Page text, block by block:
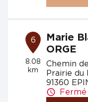
6
8.08
km
Marie
ORGE
Chemin
Prairie du
91360
Fermé